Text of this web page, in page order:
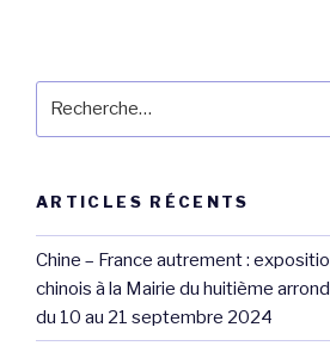
ARTICLES RÉCENTS
Chine – France autrement :
chinois à la Mairie du huitième
du 10 au 21 septembre 2024